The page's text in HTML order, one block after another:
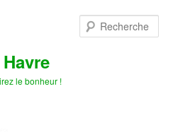
le bonheur !